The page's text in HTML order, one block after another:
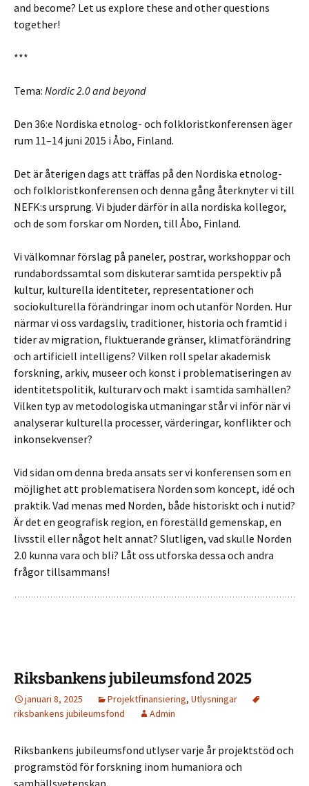
and become? Let us explore these and other questions
together!
***
Tema: Nordic 2.0 and beyond
Den 36:e Nordiska etnolog- och folkloristkonferensen äger
rum 11–14 juni 2015 i Åbo, Finland.
Det är återigen dags att träffas på den Nordiska etnolog-
och folkloristkonferensen och denna gång återknyter vi till
NEFK:s ursprung. Vi bjuder därför in alla nordiska kollegor,
och de som forskar om Norden, till Åbo, Finland.
Vi välkomnar förslag på paneler, postrar, workshoppar och
rundabordssamtal som diskuterar samtida perspektiv på
kultur, kulturella identiteter, representationer och
sociokulturella förändringar inom och utanför Norden. Hur
närmar vi oss vardagsliv, traditioner, historia och framtid i
tider av migration, fluktuerande gränser, klimatförändring
och artificiell intelligens? Vilken roll spelar akademisk
forskning, arkiv, museer och konst i problematiseringen av
identitetspolitik, kulturarv och makt i samtida samhällen?
Vilken typ av metodologiska utmaningar står vi inför när vi
analyserar kulturella processer, värderingar, konflikter och
inkonsekvenser?
Vid sidan om denna breda ansats ser vi konferensen som en
möjlighet att problematisera Norden som koncept, idé och
praktik. Vad menas med Norden, både historiskt och i nutid?
Är det en geografisk region, en föreställd gemenskap, en
livsstil eller något helt annat? Slutligen, vad skulle Norden
2.0 kunna vara och bli? Låt oss utforska dessa och andra
frågor tillsammans!
Riksbankens jubileumsfond 2025
januari 8, 2025 Projektfinansiering, Utlysningar
riksbankens jubileumsfond
Admin
Riksbankens jubileumsfond utlyser varje år projektstöd och
programstöd för forskning inom humaniora och
samhällsvetenskap.